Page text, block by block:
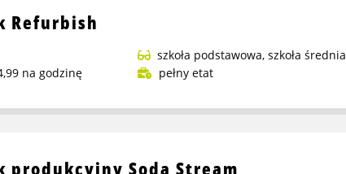
Refurbish
szkoła podstawowa, szkoła średnia
na godzinę
pełny etat
produkcyjny Soda Stream